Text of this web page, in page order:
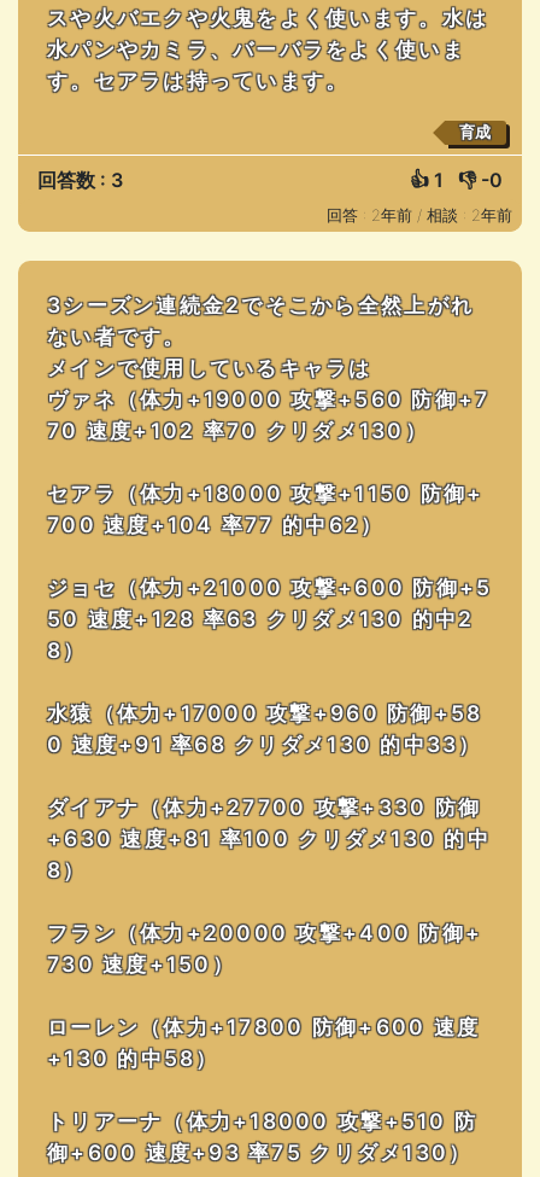
スや火バエクや火鬼をよく使います。水は
水パンやカミラ、バーバラをよく使いま
す。セアラは持っています。
育成
回答数 : 3 👍 1 👎 -0
回答 : 2年前 / 相談 : 2年前
3シーズン連続金2でそこから全然上がれ
ない者です。
メインで使用しているキャラは
ヴァネ（体力+19000 攻撃+560 防御+7
70 速度+102 率70 クリダメ130）
セアラ（体力+18000 攻撃+1150 防御+
700 速度+104 率77 的中62）
ジョセ（体力+21000 攻撃+600 防御+5
50 速度+128 率63 クリダメ130 的中2
8）
水猿（体力+17000 攻撃+960 防御+58
0 速度+91 率68 クリダメ130 的中33）
ダイアナ（体力+27700 攻撃+330 防御
+630 速度+81 率100 クリダメ130 的中
8）
フラン（体力+20000 攻撃+400 防御+
730 速度+150）
ローレン（体力+17800 防御+600 速度
+130 的中58）
トリアーナ（体力+18000 攻撃+510 防
御+600 速度+93 率75 クリダメ130）